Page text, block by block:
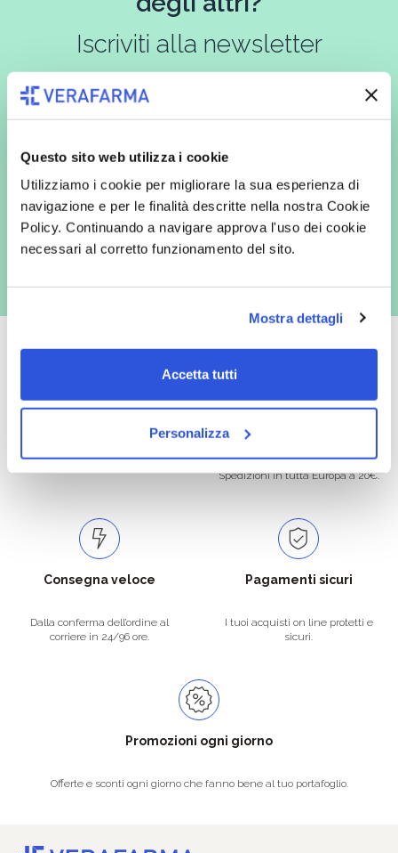
Questo sito web utilizza i cookie
Utilizziamo i cookie per migliorare la sua esperienza di
navigazione e per le finalità descritte nella nostra Cookie
Policy. Continuando a navigare approva l'uso dei cookie
necessari al corretto funzionamento del sito.
Mostra dettagli
Accetta tutti
Personalizza
Iscriviti alla newsletter
redatta ai sensi del Regolamento EU 2016/679, acconsento
espressamente al trattamento dei miei dati personali per finalità
commerciali da parte di Verafarma, tra cui invio di comunicazioni
marketing (con modalità telematiche - quali ad es. newsletter ed e-mail
con inviti e comunicazioni commerciali - e modalità tradizionali, quali ad
es. posta cartacea)
Oltre 50.000 prodotti
per soddisfare tutte le esigenze.
Spedizione gratuita
la spedizione la regaliamo noi.
Spedizioni in tutta Europa a 20€.
Consegna veloce
Dalla conferma dell’ordine al
corriere in 24/96 ore.
Pagamenti sicuri
I tuoi acquisti on line protetti e
sicuri.
Promozioni ogni giorno
Offerte e sconti ogni giorno che fanno bene al tuo portafoglio.